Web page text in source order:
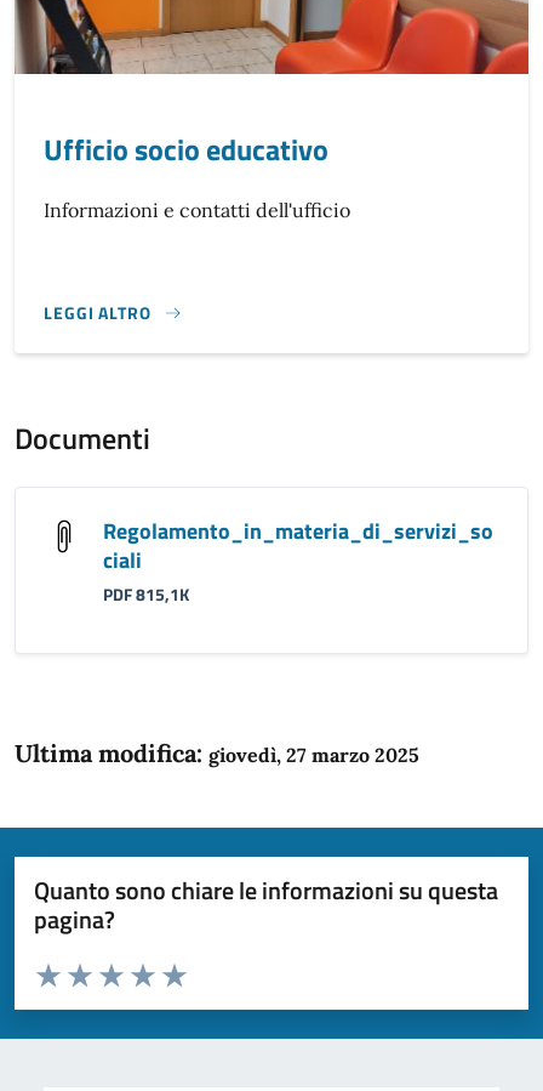
Ufficio socio educativo
Informazioni e contatti dell'ufficio
LEGGI ALTRO
}
Documenti
Regolamento_in_materia_di_servizi_so
ciali
PDF 815,1K
Ultima modifica: giovedì, 27 marzo 2025
Quanto sono chiare le informazioni su questa
pagina?
Domanda
Valuta da 1 a 5 stelle la pagina
Valuta 5 stelle su 5
Valuta 4 stelle su 5
Valuta 3 stelle su 5
Valuta 2 stelle su 5
Valuta 1 stelle su 5